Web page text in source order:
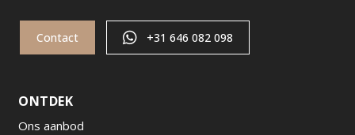
Contact +31 646 082 098
ONTDEK
Ons aanbod